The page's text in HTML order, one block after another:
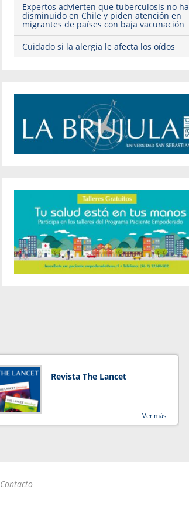
Expertos advierten que tuberculosis no ha
disminuido en Chile y piden atención en
migrantes de países con baja vacunación
Cuidado si la alergia le afecta los oídos
Revista The Lancet
Ver más
Contacto